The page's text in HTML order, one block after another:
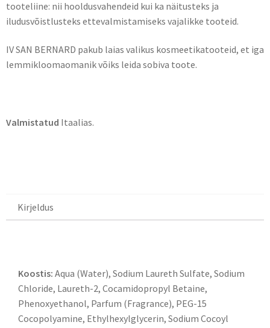
tooteliine: nii hooldusvahendeid kui ka näitusteks ja
iludusvõistlusteks ettevalmistamiseks vajalikke tooteid.
IV SAN BERNARD pakub laias valikus kosmeetikatooteid, et iga
lemmikloomaomanik võiks leida sobiva toote.
Valmistatud Itaalias.
Kirjeldus
Koostis: Aqua (Water), Sodium Laureth Sulfate, Sodium
Chloride, Laureth-2, Cocamidopropyl Betaine,
Phenoxyethanol, Parfum (Fragrance), PEG-15
Cocopolyamine, Ethylhexylglycerin, Sodium Cocoyl